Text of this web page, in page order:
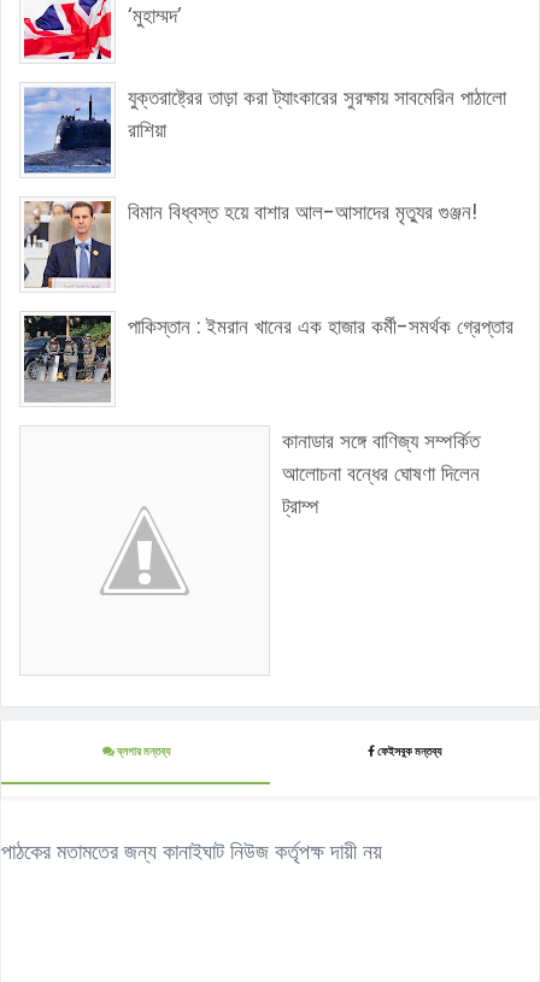
‘মুহাম্মদ’
যুক্তরাষ্ট্রের তাড়া করা ট্যাংকারের সুরক্ষায় সাবমেরিন পাঠালো
রাশিয়া
বিমান বিধ্বস্ত হয়ে বাশার আল-আসাদের মৃত্যুর গুঞ্জন!
পাকিস্তান : ইমরান খানের এক হাজার কর্মী-সমর্থক গ্রেপ্তার
কানাডার সঙ্গে বাণিজ্য সম্পর্কিত
আলোচনা বন্ধের ঘোষণা দিলেন
ট্রাম্প
ব্লগার মন্তব্য ফেইসবুক মন্তব্য
পাঠকের মতামতের জন্য কানাইঘাট নিউজ কর্তৃপক্ষ দায়ী নয়